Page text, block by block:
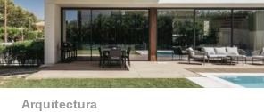
Arquitectura